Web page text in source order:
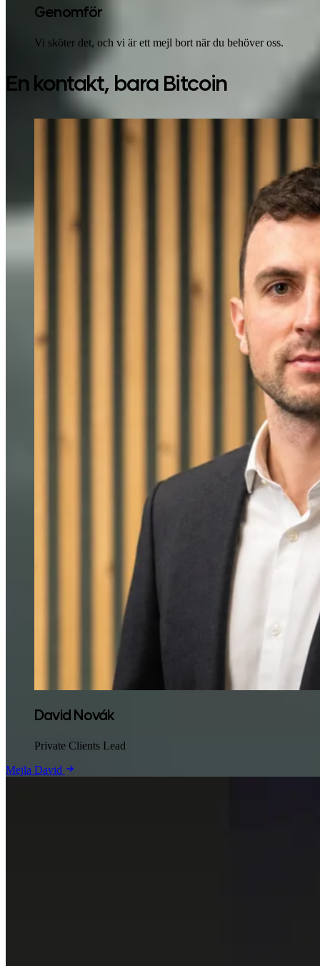
Genomför
Vi sköter det, och vi är ett mejl bort när du behöver oss.
En kontakt, bara Bitcoin
David Novák
Private Clients Lead
Mejla David